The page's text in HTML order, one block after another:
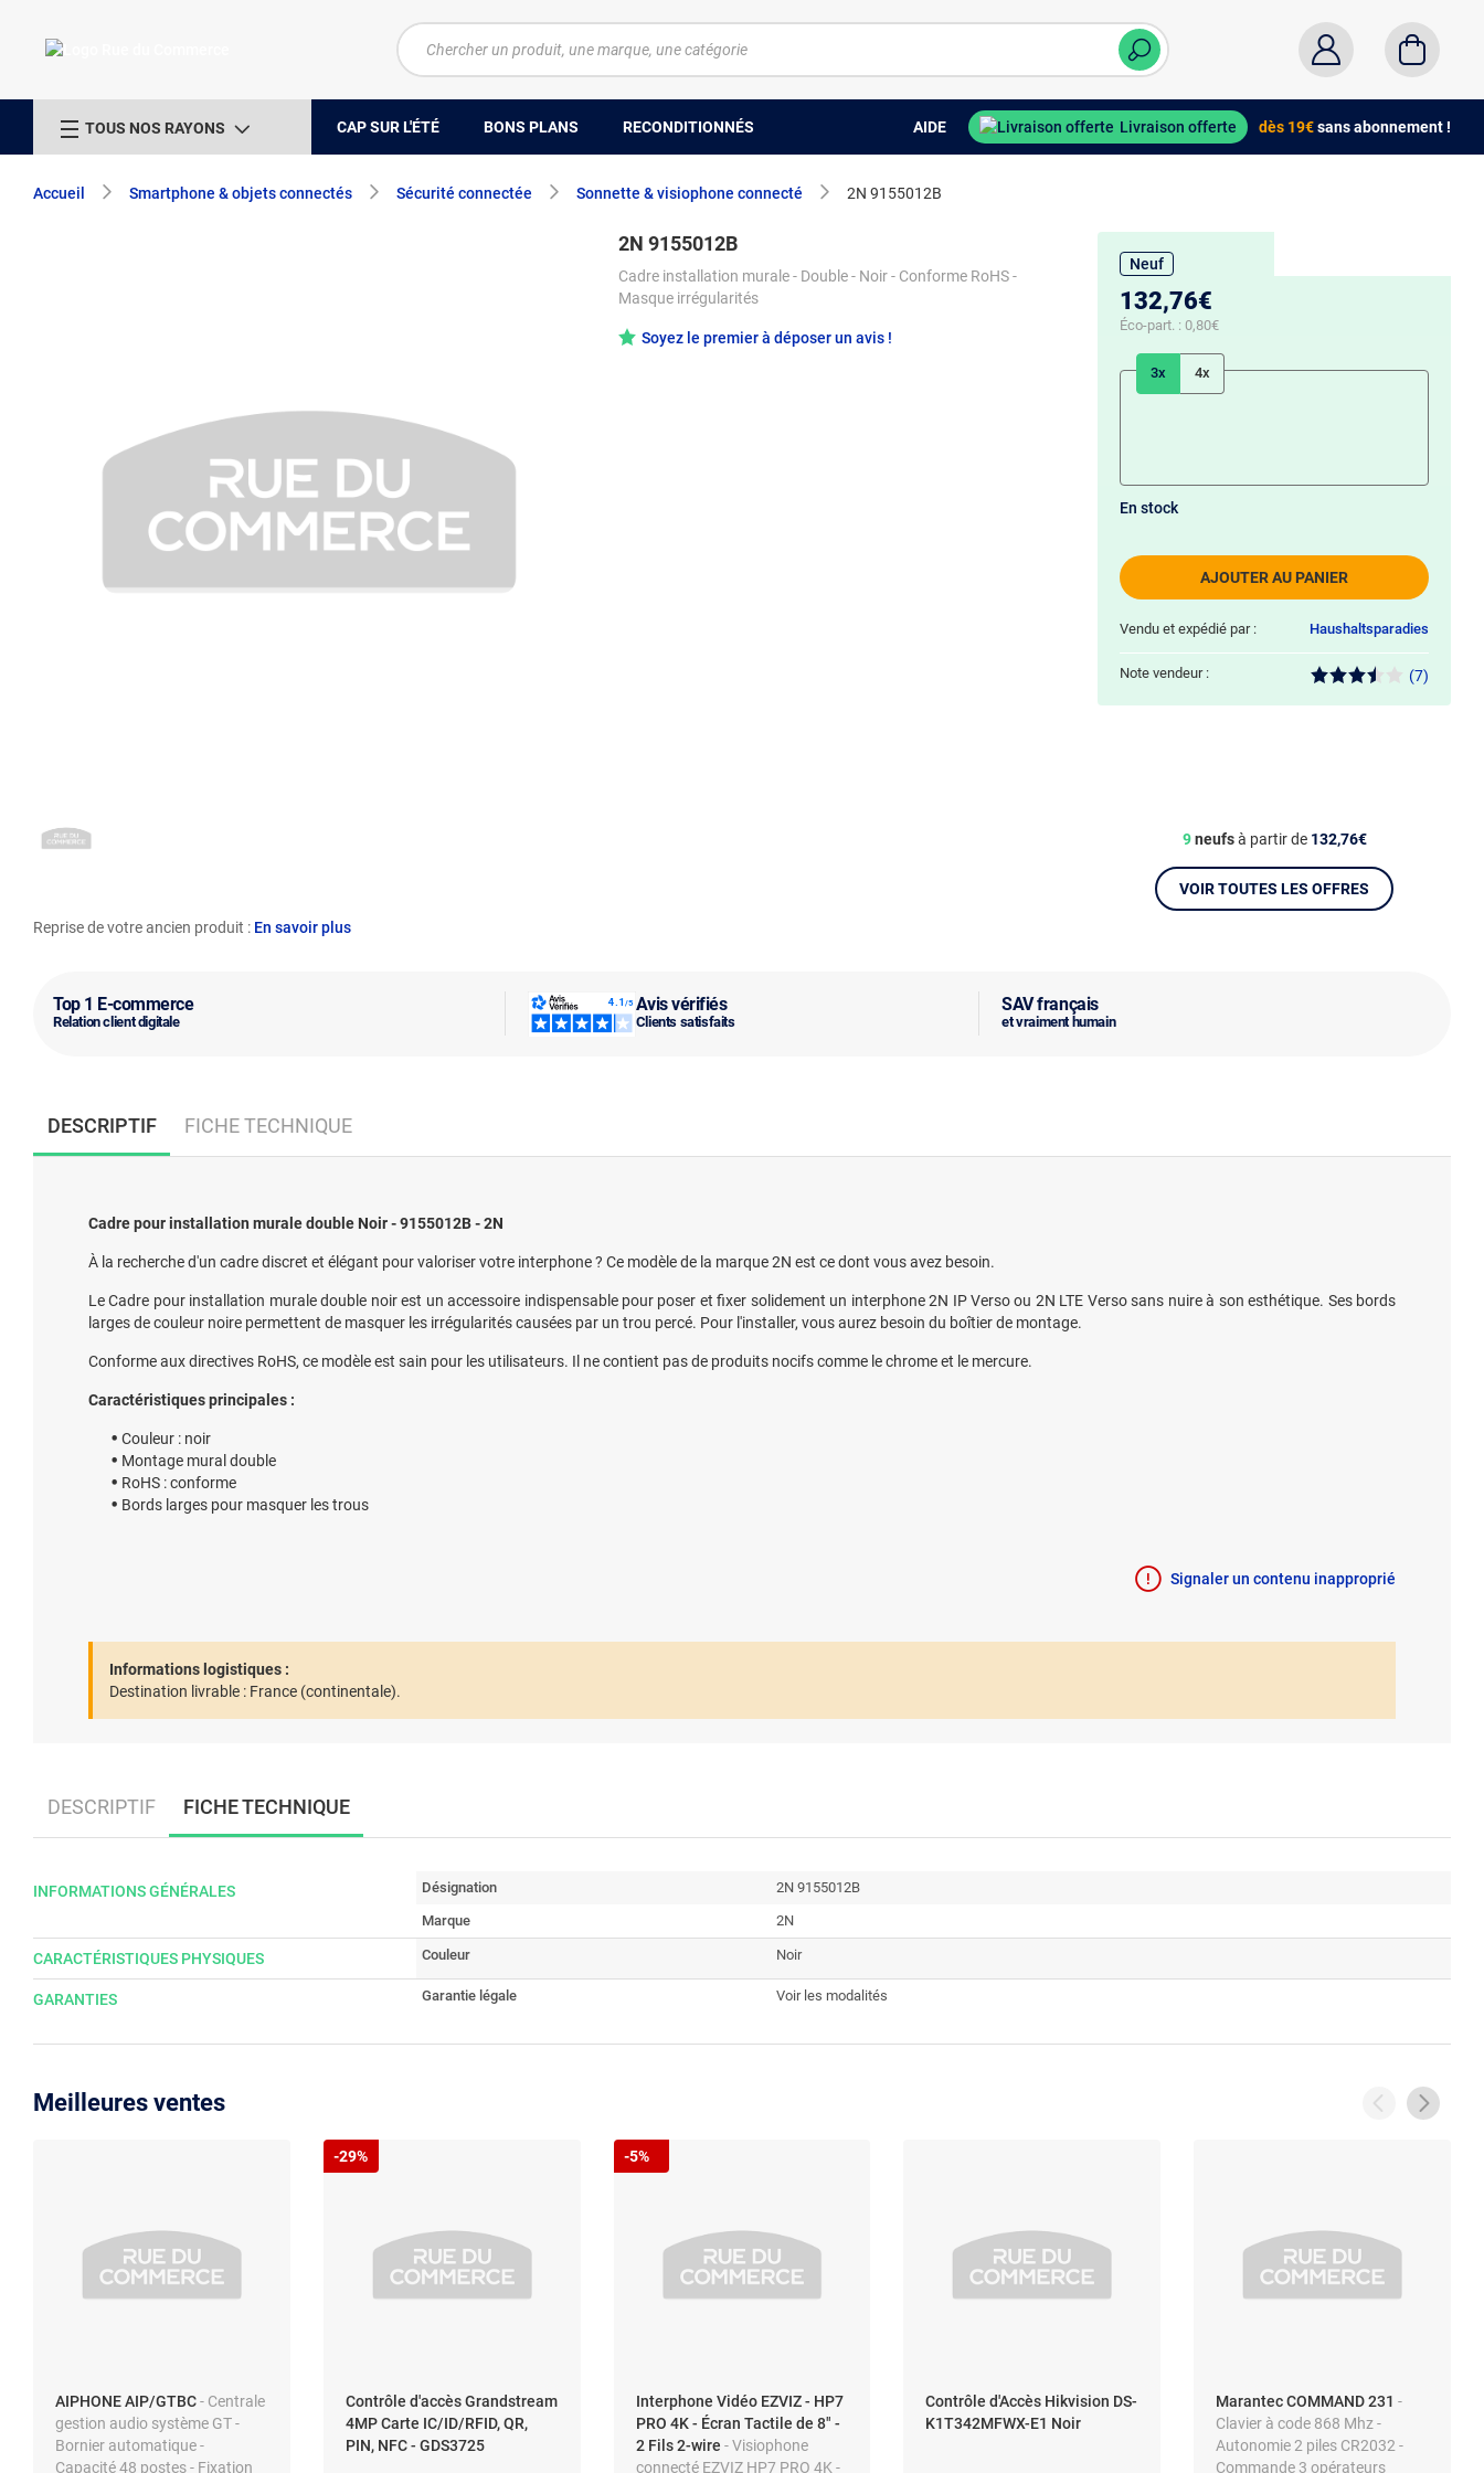
TOUS NOS RAYONS CAP SUR L'ÉTÉ BONS PLANS RECONDITIONNÉS AIDE Livraison offerte dès 19€sans abonnement !
Accueil Smartphone & objets connectés Sécurité connectée Sonnette & visiophone connecté 2N 9155012B
Top 1 E-commerce
Relation client digitale
Avis vérifiés
Clients satisfaits
SAV français
et vraiment humain
Reprise de votre ancien produit : En savoir plus
2N 9155012B
Cadre installation murale - Double - Noir - Conforme RoHS -
Masque irrégularités
Soyez le premier à déposer un avis !
Neuf
132,76€
Éco-part. : 0,80€
3x 4x
AJOUTER AU PANIER
En stock
Vendu et expédié par : Haushaltsparadies
Note vendeur : (7)
9neufsà partir de 132,76€
VOIR TOUTES LES OFFRES
DESCRIPTIF FICHE TECHNIQUE
Cadre pour installation murale double Noir - 9155012B - 2N
À la recherche d'un cadre discret et élégant pour valoriser votre interphone ? Ce modèle de la marque 2N est ce dont vous avez besoin.
Le Cadre pour installation murale double noir est un accessoire indispensable pour poser et fixer solidement un interphone 2N IP Verso ou 2N LTE Verso sans nuire à son esthétique. Ses bords
larges de couleur noire permettent de masquer les irrégularités causées par un trou percé. Pour l'installer, vous aurez besoin du boîtier de montage.
Conforme aux directives RoHS, ce modèle est sain pour les utilisateurs. Il ne contient pas de produits nocifs comme le chrome et le mercure.
Caractéristiques principales :
Couleur : noir
Montage mural double
RoHS : conforme
Bords larges pour masquer les trous
Signaler un contenu inapproprié
Informations logistiques :
Destination livrable : France (continentale).
DESCRIPTIF FICHE TECHNIQUE
INFORMATIONS GÉNÉRALES Désignation
2N 9155012B
Marque
2N
CARACTÉRISTIQUES PHYSIQUES Couleur Noir
GARANTIES Garantie légale Voir les modalités
Meilleures ventes
AIPHONE AIP/GTBC- Centrale
gestion audio système GT -
Bornier automatique -
Capacité 48 postes - Fixation
Contrôle d'accès Grandstream
4MP Carte IC/ID/RFID, QR,
PIN, NFC - GDS3725
-29%
Interphone Vidéo EZVIZ - HP7
PRO 4K - Écran Tactile de 8" -
2 Fils 2-wire - Visiophone
connecté EZVIZ HP7 PRO 4K -
-5%
Contrôle d'Accès Hikvision DS-
K1T342MFWX-E1 Noir
Marantec COMMAND 231-
Clavier à code 868 Mhz -
Autonomie 2 piles CR2032 -
Commande 3 opérateurs